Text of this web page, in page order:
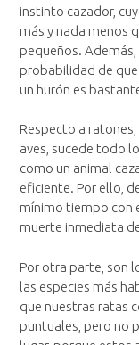
instinto cazador,
más y nada menos
pequeños.
probabilidad de
un hurón es
Respecto a
aves, sucede todo
como un animal
eficiente. Por ello,
mínimo tiempo con
muerte inmediata
Por otra parte, son
las especies más
que nuestras ratas
puntuales, pero no